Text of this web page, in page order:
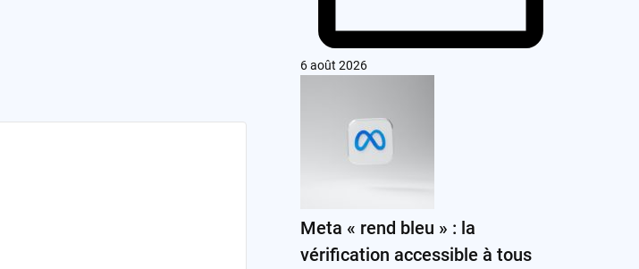
6 août 2026
Meta « rend bleu » : la
vérification accessible à tous